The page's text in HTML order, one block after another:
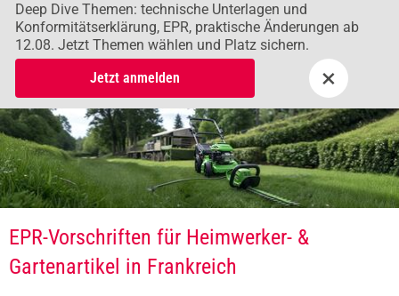
Deep Dive Themen: technische Unterlagen und
Konformitätserklärung, EPR, praktische Änderungen ab
12.08. Jetzt Themen wählen und Platz sichern.
Jetzt anmelden
×
EPR-Vorschriften für Heimwerker- &
Gartenartikel in Frankreich